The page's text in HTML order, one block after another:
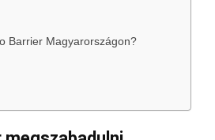
Barrier Magyarországon?